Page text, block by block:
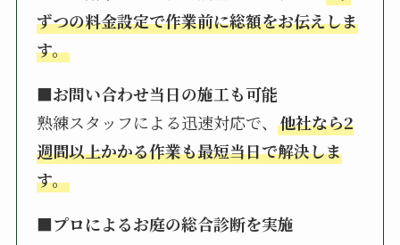
ずつの料金設定で作業前に総額をお伝えしま
す。
■お問い合わせ当日の施工も可能
熟練スタッフによる迅速対応で、他社なら2
週間以上かかる作業も最短当日で解決しま
す。
■プロによるお庭の総合診断を実施